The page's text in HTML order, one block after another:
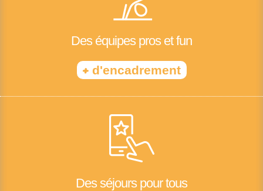
Des équipes pros et fun
+d'encadrement
Des séjours pour tous